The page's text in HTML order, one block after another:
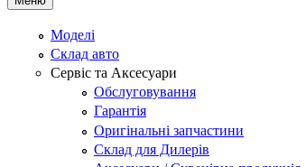
Моделі
Склад авто
Сервіс та Аксесуари
Обслуговування
Гарантія
Оригінальні запчастини
Склад для Дилерів